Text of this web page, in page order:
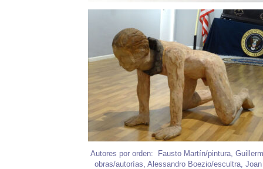
Autores por orden: Fausto Martín/pintura,
obras/autorías, Alessandro Boezio/escultra,